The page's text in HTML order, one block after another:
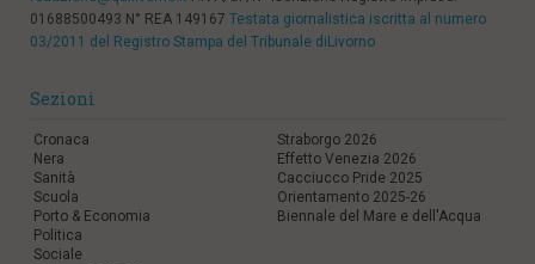
01688500493 N° REA 149167 Testata giornalistica iscritta al numero
03/2011 del Registro Stampa del Tribunale diLivorno
Sezioni
Cronaca
Nera
Sanità
Scuola
Porto & Economia
Politica
Sociale
Straborgo 2026
Effetto Venezia 2026
Cacciucco Pride 2025
Orientamento 2025-26
Biennale del Mare e dell'Acqua